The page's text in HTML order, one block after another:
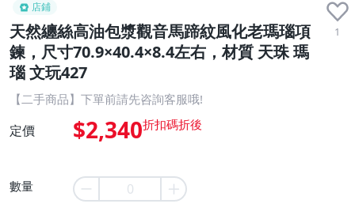
店鋪
天然纏絲高油包漿觀音馬蹄紋風化老瑪瑙項
鍊，尺寸70.9×40.4×8.4左右，材質 天珠 瑪
瑙 文玩427
1
【二手商品】下單前請先咨詢客服哦!
定價 $2,340
數量